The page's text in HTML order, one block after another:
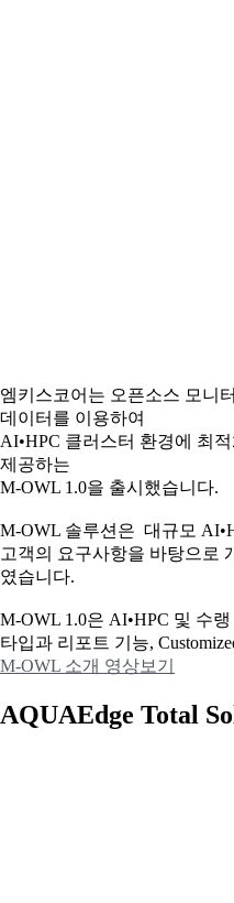
엠키스코어는 오픈소스 모니
데이터를 이용하여
AI•HPC 클러스터 환경에 최
제공하는
M-OWL 1.0을 출시했습니다.
M-OWL 솔루션은 대규모
고객의 요구사항을 바탕으로
였습니다.
M-OWL 1.0은 AI•HPC 및 수
타입과 리포트 기능,
M-OWL 소개 영상보기
AQUAEdge Total